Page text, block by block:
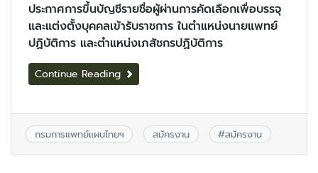
ประกาศการขึ้นบัญชีรายชื่อผู้ผ่านการคัดเลือกเพื่อบรรจุ
และแต่งตั้งบุคคลเข้ารับราชการ ในตำแหน่งนายแพทย์
ปฏิบัติการ และตำแหน่งเภสัชกรปฏิบัติการ
Continue Reading
กรมการแพทย์แผนไทยฯ สมัครงาน #สมัครงาน